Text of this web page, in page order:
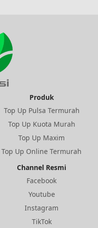
Produk
Top Up Pulsa Termurah
Top Up Kuota Murah
Top Up Maxim
Top Up Online Termurah
Channel Resmi
Facebook
Youtube
Instagram
TikTok